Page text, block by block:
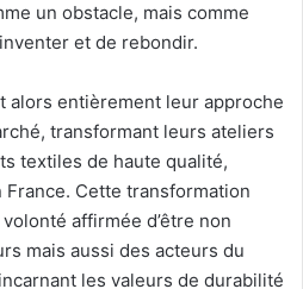
un obstacle, mais comme
et de rebondir.
alors entièrement leur approche
transformant leurs ateliers
textiles de haute qualité,
Cette transformation
volonté affirmée d’être non
mais aussi des acteurs du
les valeurs de durabilité